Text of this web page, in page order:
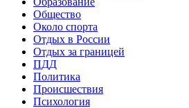
Общество
Около спорта
Отдых в России
Отдых за границей
ПДД
Политика
Происшествия
Психология